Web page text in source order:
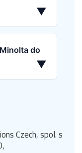
▼
do
▼
Czech, spol. s